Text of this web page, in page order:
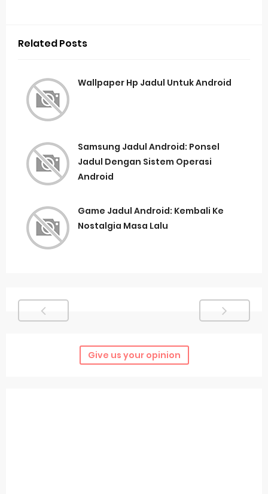
Related Posts
Wallpaper Hp Jadul Untuk Android
Samsung Jadul Android: Ponsel
Jadul Dengan Sistem Operasi
Android
Game Jadul Android: Kembali Ke
Nostalgia Masa Lalu
Give us your opinion